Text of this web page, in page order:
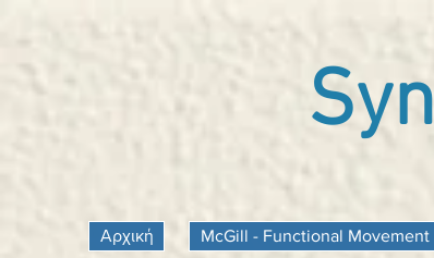
Αρχική McGill - Functional Movement